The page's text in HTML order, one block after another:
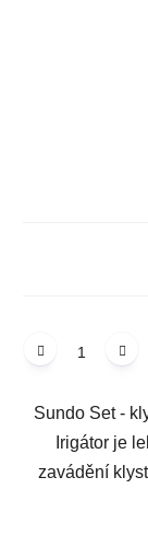
Sundo Set -
Irigátor je
zavádění